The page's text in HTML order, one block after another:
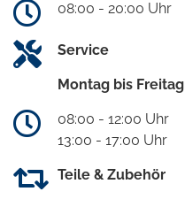
08:00 - 20:00 Uhr
Service
Montag bis Freitag
08:00 - 12:00 Uhr
13:00 - 17:00 Uhr
Teile & Zubehör